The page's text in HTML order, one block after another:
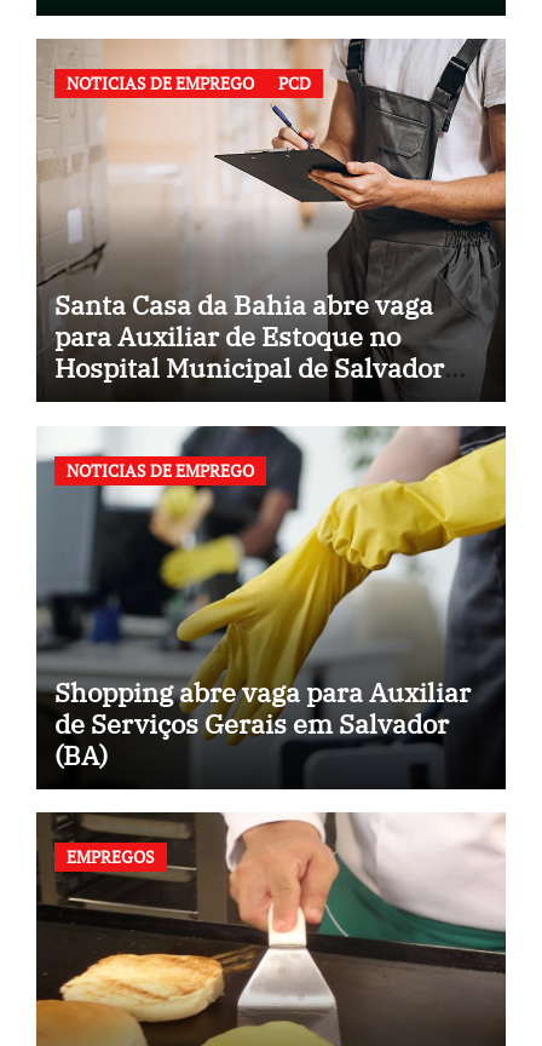
NOTICIAS DE EMPREGO PCD
Santa Casa da Bahia abre vaga
para Auxiliar de Estoque no
Hospital Municipal de Salvador
(BA)
NOTICIAS DE EMPREGO
Shopping abre vaga para Auxiliar
de Serviços Gerais em Salvador
(BA)
EMPREGOS